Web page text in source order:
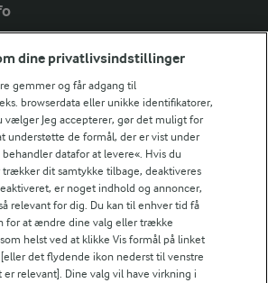
rapport
smiley-rapporter for Arla Foods
rapporter for Jörd
smiley-rapporter for Lurpak PB
dine privatlivsindstillinger
gemmer og får adgang til
browserdata eller unikke identifikatorer,
vælger Jeg accepterer, gør det muligt for
understøtte de formål, der er vist under
datafor at levere«. Hvis du
dit samtykke tilbage, deaktiveres
er noget indhold og annoncer,
relevant for dig. Du kan til enhver tid få
for at ændre dine valg eller trække
helst ved at klikke Vis formål på linket
det flydende ikon nederst til venstre
er relevant]. Dine valg vil have virkning i